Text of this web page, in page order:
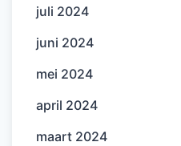
juli 2024
juni 2024
mei 2024
april 2024
maart 2024